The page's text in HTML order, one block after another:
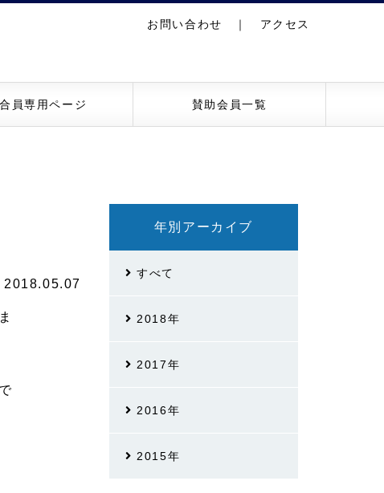
お問い合わせ ｜ アクセス
員専用ページ 賛助会員一覧
2018.05.07
年別アーカイブ
すべて
2018年
2017年
2016年
2015年